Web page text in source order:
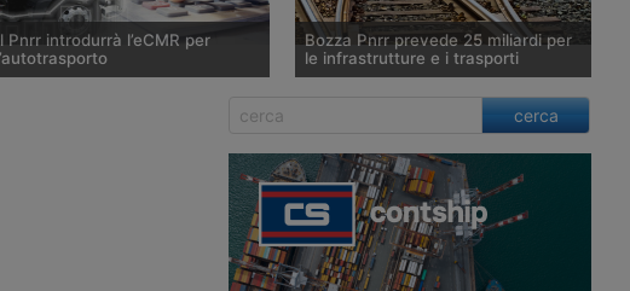
Pnrr introdurrà l’eCMR per
dei Ministri e che ora verrà spedito
a Bruxelles trova spazio, fra le altre,
digitalizzazione dell’autotrasporto
Bozza Pnrr prevede 25 miliardi per
le infrastrutture e i trasporti
La bozza del Piano Nazionale di
Ripresa e resilienza che sarà discussa
conta 319 pagine prevede un
investimento complessivo di 221,5
miliardi, di sui solo 25,3 per le
infrastrutture e i trasporti.
cerca